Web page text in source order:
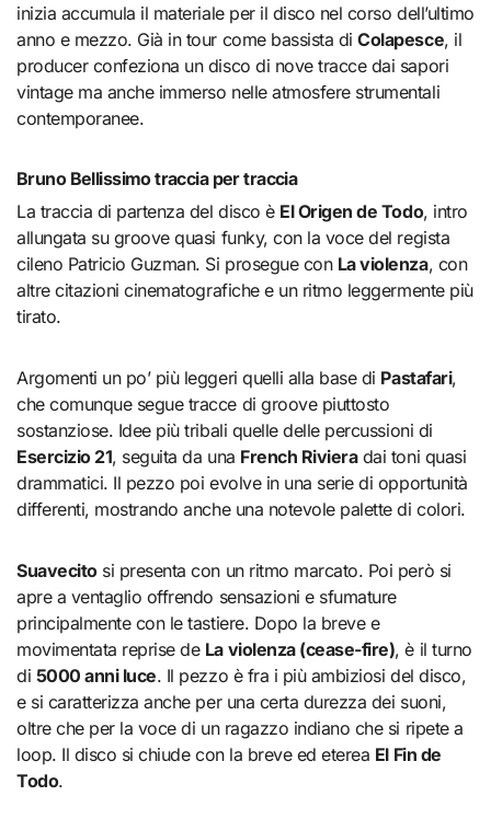
inizia accumula il materiale per il disco nel corso dell’ultimo
anno e mezzo. Già in tour come bassista diColapesce, il
producer confeziona un disco di nove tracce dai sapori
vintage ma anche immerso nelle atmosfere strumentali
contemporanee.
Bruno Bellissimo traccia per traccia
La traccia di partenza del disco è El Origen de Todo, intro
allungata su groove quasi funky, con la voce del regista
cileno Patricio Guzman. Si prosegue con La violenza, con
altre citazioni cinematografiche e un ritmo leggermente più
tirato.
Argomenti un po’ più leggeri quelli alla base di Pastafari,
che comunque segue tracce di groove piuttosto
sostanziose. Idee più tribali quelle delle percussioni di
Esercizio 21, seguita da una French Rivieradai toni quasi
drammatici. Il pezzo poi evolve in una serie di opportunità
differenti, mostrando anche una notevole palette di colori.
Suavecitosi presenta con un ritmo marcato. Poi però si
apre a ventaglio offrendo sensazioni e sfumature
principalmente con le tastiere. Dopo la breve e
movimentata reprise de La violenza (cease-fire), è il turno
di 5000 anni luce. Il pezzo è fra i più ambiziosi del disco,
e si caratterizza anche per una certa durezza dei suoni,
oltre che per la voce di un ragazzo indiano che si ripete a
loop. Il disco si chiude con la breve ed eterea El Fin de
Todo.